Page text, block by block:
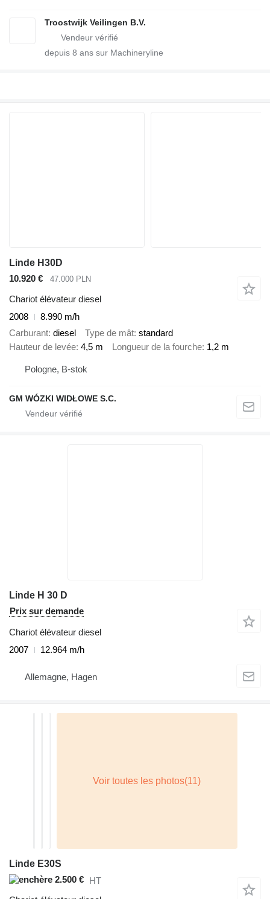
Troostwijk Veilingen B.V.
depuis 8 ans sur Machineryline
Linde H30D
10.920 €
47.000 PLN
Chariot élévateur diesel
2008
8.990 m/h
Carburant diesel Type de mât standard
Hauteur de levée 4,5 m Longueur de la fourche 1,2 m
Pologne, B-stok
GM WÓZKI WIDŁOWE S.C.
Linde H 30 D
Prix sur demande
Chariot élévateur diesel
2007
12.964 m/h
Allemagne, Hagen
Linde E30S
2.500 € HT